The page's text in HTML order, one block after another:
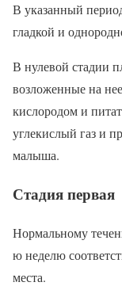
В указанный
гладкой и
В нулевой стадии
возложенные на
кислородом и
углекислый газ и
малыша.
Стадия первая
Нормальному
ю неделю
места.